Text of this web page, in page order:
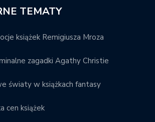
TEMATY
książek Remigiusza Mroza
zagadki Agathy Christie
światy w książkach fantasy
cen książek